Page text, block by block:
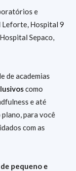
e
Leforte, Hospital 9
Sepaco,
de academias
como
e até
para você
com as
pequeno e